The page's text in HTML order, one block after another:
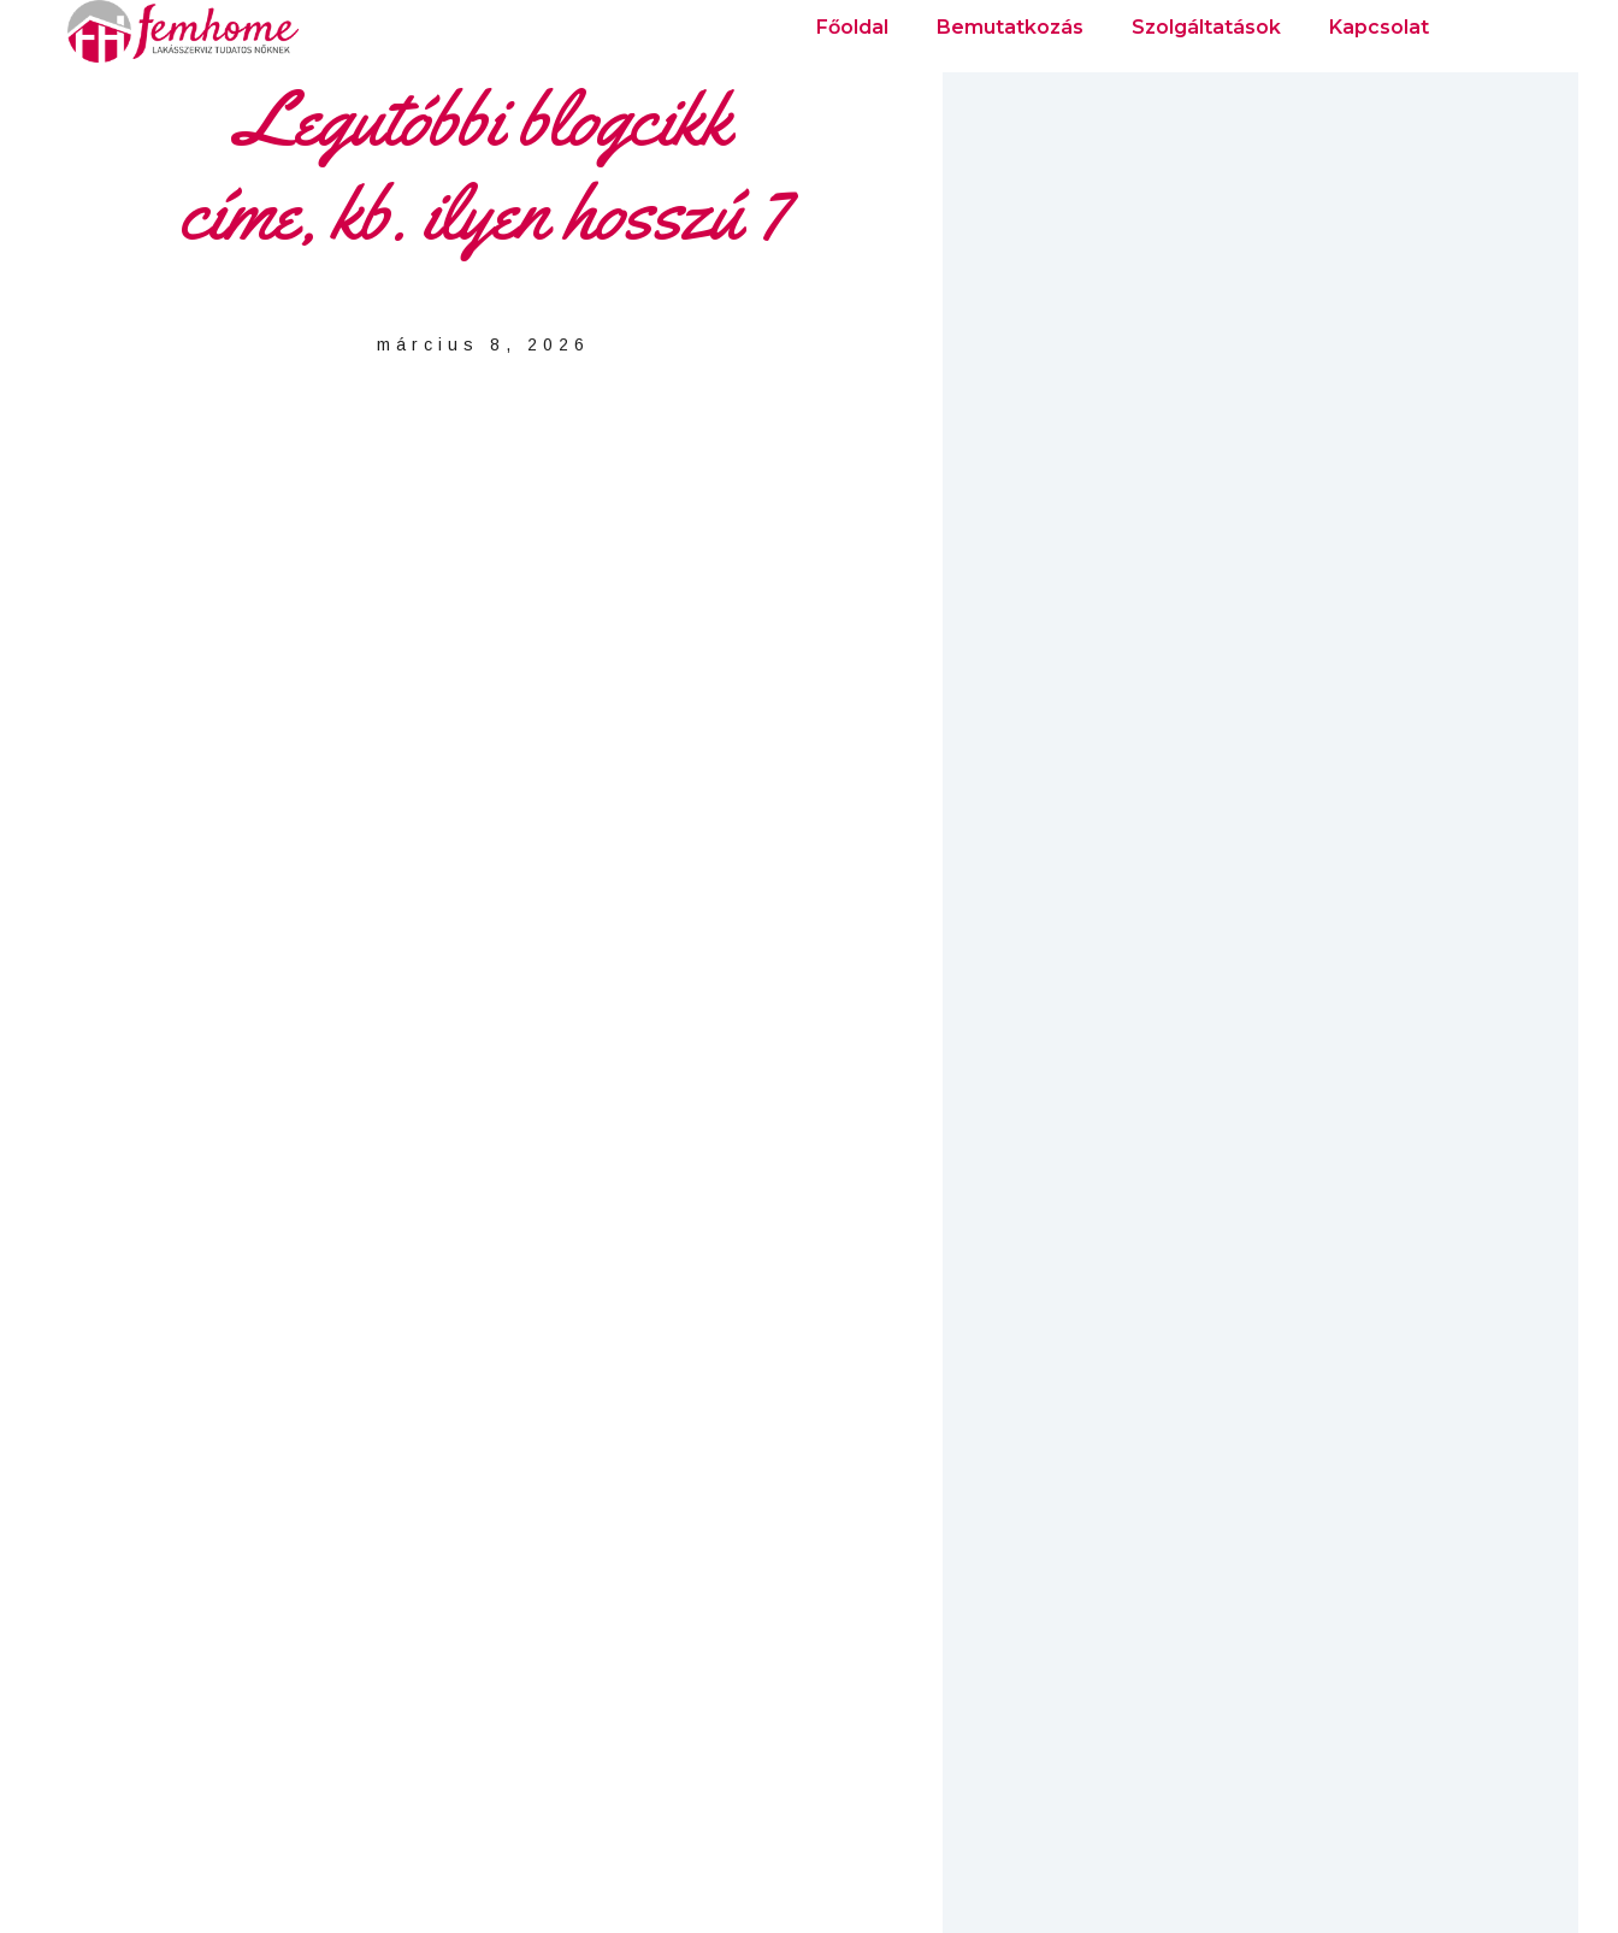
Főoldal Bemutatkozás Szolgáltatások Kapcsolat
Legutóbbi blogcikk
címe, kb. ilyen hosszú 7
március 8, 2026